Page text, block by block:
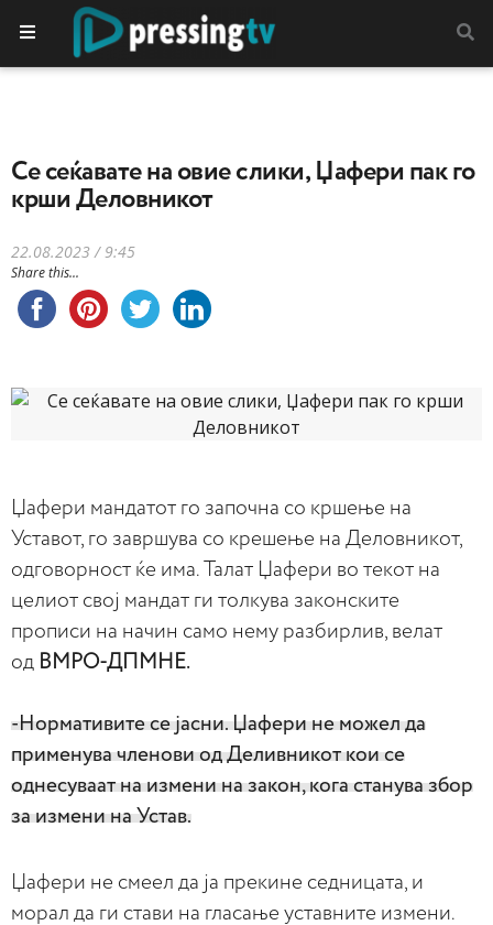
Се сеќавате на овие слики, Џафери пак го
крши Деловникот
22.08.2023 / 9:45
Share this...
Џафери мандатот го започна со кршење на
Уставот, го завршува со крешење на Деловникот,
одговорност ќе има. Талат Џафери во текот на
целиот свој мандат ги толкува законските
прописи на начин само нему разбирлив, велат
од ВМРО-ДПМНЕ.
-Нормативите се јасни. Џафери не можел да
применува членови од Деливникот кои се
однесуваат на измени на закон, кога станува збор
за измени на Устав.
Џафери не смеел да ја прекине седницата, и
морал да ги стави на гласање уставните измени.